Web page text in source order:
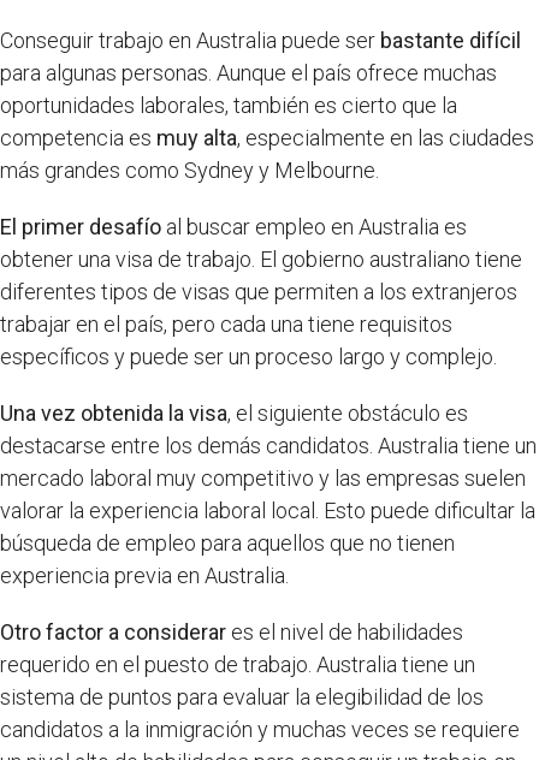
Conseguir trabajo en Australia puede ser bastante difícil
para algunas personas. Aunque el país ofrece muchas
oportunidades laborales, también es cierto que la
competencia es muy alta, especialmente en las ciudades
más grandes como Sydney y Melbourne.
El primer desafío al buscar empleo en Australia es
obtener una visa de trabajo. El gobierno australiano tiene
diferentes tipos de visas que permiten a los extranjeros
trabajar en el país, pero cada una tiene requisitos
específicos y puede ser un proceso largo y complejo.
Una vez obtenida la visa, el siguiente obstáculo es
destacarse entre los demás candidatos. Australia tiene un
mercado laboral muy competitivo y las empresas suelen
valorar la experiencia laboral local. Esto puede dificultar la
búsqueda de empleo para aquellos que no tienen
experiencia previa en Australia.
Otro factor a considerar es el nivel de habilidades
requerido en el puesto de trabajo. Australia tiene un
sistema de puntos para evaluar la elegibilidad de los
candidatos a la inmigración y muchas veces se requiere